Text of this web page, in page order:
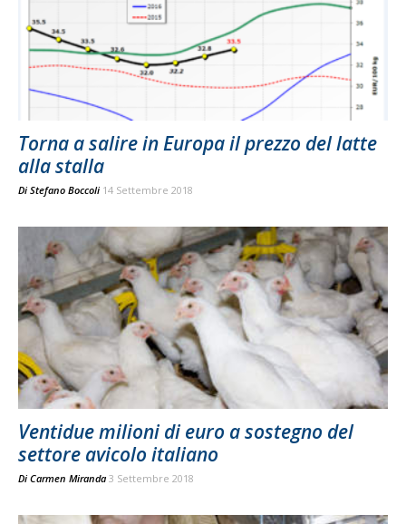
Torna a salire in Europa il prezzo del latte
alla stalla
Di Stefano Boccoli 14 Settembre 2018
Ventidue milioni di euro a sostegno del
settore avicolo italiano
Di Carmen Miranda 3 Settembre 2018